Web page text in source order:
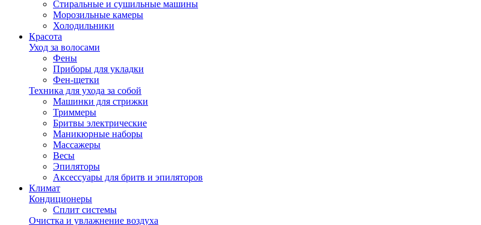
Стиральные и сушильные машины
Морозильные камеры
Холодильники
Красота
Уход за волосами
Фены
Приборы для укладки
Фен-щетки
Техника для ухода за собой
Машинки для стрижки
Триммеры
Бритвы электрические
Маникюрные наборы
Массажеры
Весы
Эпиляторы
Аксессуары для бритв и эпиляторов
Климат
Кондиционеры
Сплит системы
Очистка и увлажнение воздуха